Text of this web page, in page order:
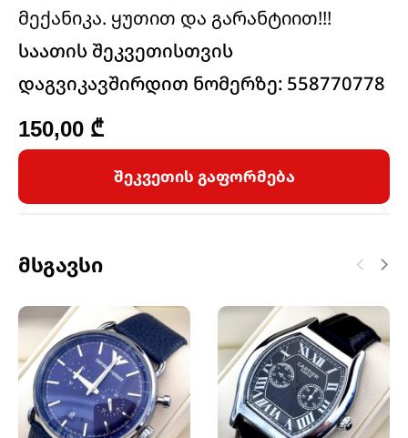
მექანიკა. ყუთით და გარანტიით!!!
საათის შეკვეთისთვის
დაგვიკავშირდით ნომერზე: 558770778
150,00 ₾
შეკვეთის გაფორმება
Მსგავსი